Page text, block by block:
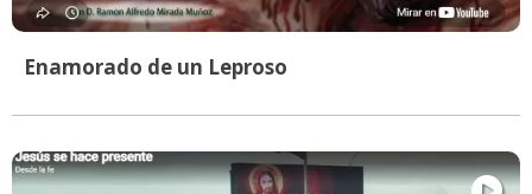
Enamorado de un Leproso